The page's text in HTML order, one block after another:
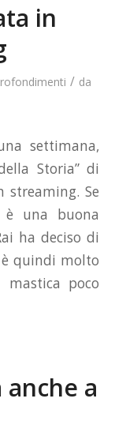
in
/ da
settimana,
Storia” di
streaming. Se
è una buona
ha deciso di
quindi molto
poco
anche a